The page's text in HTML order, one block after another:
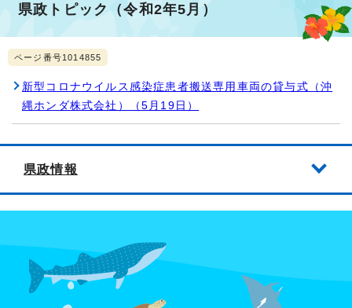
県政トピック（令和2年5月）
ページ番号1014855
新型コロナウイルス感染症患者搬送専用車両の貸与式（沖
縄ホンダ株式会社）（5月19日）
県政情報